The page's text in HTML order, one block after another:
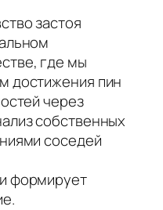
застоя
где мы
достижения пин
через
собственных
соседей
формирует